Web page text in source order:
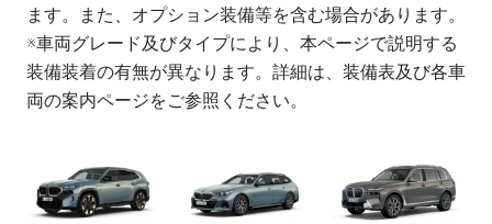
ます。また、オプション装備等を含む場合があります。
※車両グレード及びタイプにより、本ページで説明する
装備装着の有無が異なります。詳細は、装備表及び各車
両の案内ページをご参照ください。